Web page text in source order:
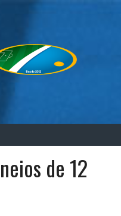
de 12